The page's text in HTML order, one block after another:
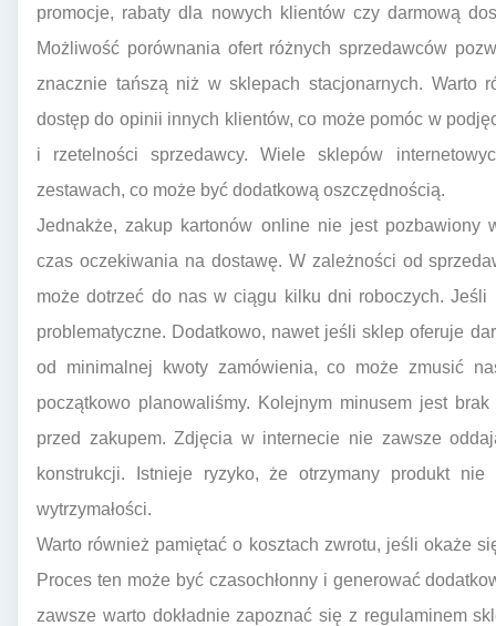
promocje, rabaty dla nowych klientów czy darmową
Możliwość porównania ofert różnych sprzedawców
znacznie tańszą niż w sklepach stacjonarnych. Warto
dostęp do opinii innych klientów, co może pomóc w
i rzetelności sprzedawcy. Wiele sklepów
zestawach, co może być dodatkową oszczędnością.
Jednakże, zakup kartonów online nie jest pozbawiony
czas oczekiwania na dostawę. W zależności od
może dotrzeć do nas w ciągu kilku dni roboczych.
problematyczne. Dodatkowo, nawet jeśli sklep oferuje
od minimalnej kwoty zamówienia, co może zmusić
początkowo planowaliśmy. Kolejnym minusem jest
przed zakupem. Zdjęcia w internecie nie zawsze
konstrukcji. Istnieje ryzyko, że otrzymany produkt
wytrzymałości.
Warto również pamiętać o kosztach zwrotu, jeśli okaże
Proces ten może być czasochłonny i generować
zawsze warto dokładnie zapoznać się z regulaminem